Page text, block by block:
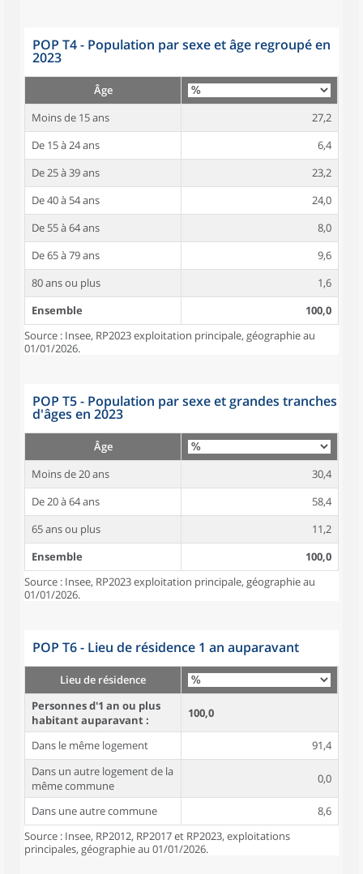
POP T4 - Population par sexe et âge regroupé en
2023
Âge
Moins de 15 ans
27,2
De 15 à 24 ans
6,4
De 25 à 39 ans
23,2
De 40 à 54 ans
24,0
De 55 à 64 ans
8,0
De 65 à 79 ans
9,6
80 ans ou plus
1,6
Ensemble
100,0
Source : Insee, RP2023 exploitation principale, géographie au
01/01/2026.
POP T5 - Population par sexe et grandes tranches
d'âges en 2023
Âge
Moins de 20 ans
30,4
De 20 à 64 ans
58,4
65 ans ou plus
11,2
Ensemble
100,0
Source : Insee, RP2023 exploitation principale, géographie au
01/01/2026.
POP T6 - Lieu de résidence 1 an auparavant
Lieu de résidence
Personnes d'1 an ou plus
habitant auparavant :
100,0
Dans le même logement
91,4
Dans un autre logement de la
même commune
0,0
Dans une autre commune
8,6
Source : Insee, RP2012, RP2017 et RP2023, exploitations
principales, géographie au 01/01/2026.